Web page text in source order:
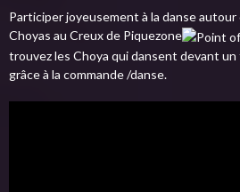
Participer joyeusement à la danse autour
Choyas au Creux de Piquezone
trouvez les Choya qui dansent devant
grâce à la commande /danse.